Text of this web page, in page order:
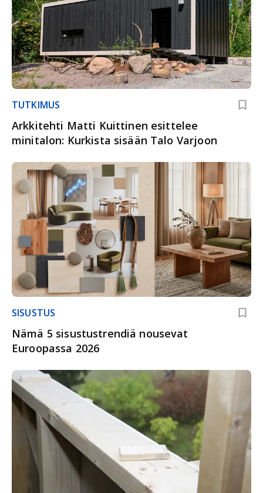
TUTKIMUS
Arkkitehti Matti Kuittinen esittelee
minitalon: Kurkista sisään Talo Varjoon
SISUSTUS
Nämä 5 sisustustrendiä nousevat
Euroopassa 2026